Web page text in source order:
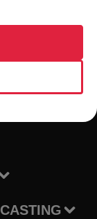
CASTING